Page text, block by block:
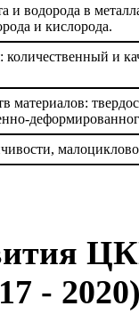
и водорода в
и кислорода.
количественный и
материалов:
-